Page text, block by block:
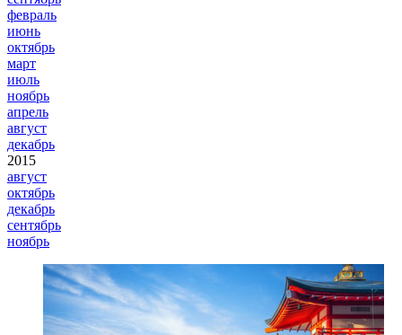
февраль
июнь
октябрь
март
июль
ноябрь
апрель
август
декабрь
2015
август
октябрь
декабрь
сентябрь
ноябрь